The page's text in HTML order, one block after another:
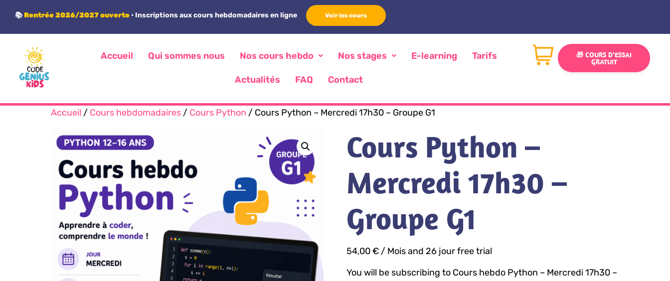
📚Rentrée 2026/2027 ouverte • Inscriptions aux cours hebdomadaires en ligne Voir les cours
Accueil Qui sommes nous Nos cours hebdo Nos stages E-learning Tarifs
Actualités FAQ Contact
🎁 COURS D’ESSAI
GRATUIT
Accueil / Cours hebdomadaires / Cours Python / Cours Python – Mercredi 17h30 – Groupe G1
Cours Python –
Mercredi 17h30 –
Groupe G1
54,00€/ Moisand 26 jour free trial
You will be subscribing to Cours hebdo Python – Mercredi 17h30 –